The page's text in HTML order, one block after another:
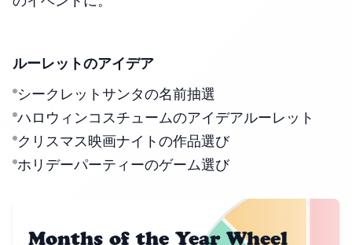
ルーレットのアイデア
シークレットサンタの名前抽選
ハロウィンコスチュームのアイデアルーレット
クリスマス映画ナイトの作品選び
ホリデーパーティーのゲーム選び
Months of the Year Wheel